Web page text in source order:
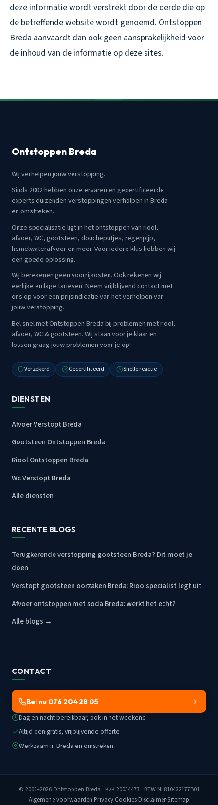
deze informatie wordt verstrekt door de derde die op
de betreffende website wordt genoemd. Ontstoppen
Breda aanvaardt dan ook geen aansprakelijkheid voor
de inhoud van de informatie op deze sites.
Ontstoppen Breda
Wij verhelpen jouw verstopping.
Sinds 2002 hebben onze ervaren en gecertificeerde
experts duizenden verstoppingen verholpen in Breda
en omstreken.
Onze specialisatie ligt in het ontstoppen van riool,
afvoer, WC, gootsteen, doucheputjes, regenpijp,
hemelwaterafvoer en meer. Voor iedere klus hebben wij
een goede oplossing.
Wij berekenen geen voorrijkosten. Ook rekenen wij
eerlijke en lage tarieven. Neem vrijblijvend contact met
ons op voor een prijsindicatie van het verhelpen van
jouw verstopping.
Bel snel met Ontstoppen Breda bij problemen met riool,
afvoer, WC & gootsteen. Wij staan voor je klaar en
lossen graag jouw problemen voor je op!
Verzekerd Gecertificeerd Snelle reactie
DIENSTEN
Afvoer Verstopt Breda
Gootsteen Ontstoppen Breda
Riool Ontstoppen Breda
Wc Verstopt Breda
Alle diensten
RECENTE BLOGS
Terugkerende verstopping gootsteen Breda? Dit moet je
doen
Verstopt gootsteen oorzaken Breda: Rioolspecialist legt uit
Afvoer ontstoppen met soda Breda: werkt het echt?
Alle blogs →
CONTACT
Bel nu 076 204 28 05
Dag en nacht bereikbaar, ook in het weekend
Altijd een gratis, vrijblijvende offerte
Werkzaam in Breda en omstreken
© 2002–2026 Ontstoppen Breda · KvK 20034473 · BTW NL810422177B01
Algemene voorwaarden·Privacy·Cookies·Disclaimer·Sitemap